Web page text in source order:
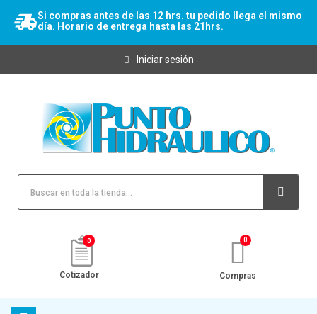
Si compras antes de las 12 hrs. tu pedido llega el mismo
día. Horario de entrega hasta las 21hrs.
Iniciar sesión
0
Cotizador Compras